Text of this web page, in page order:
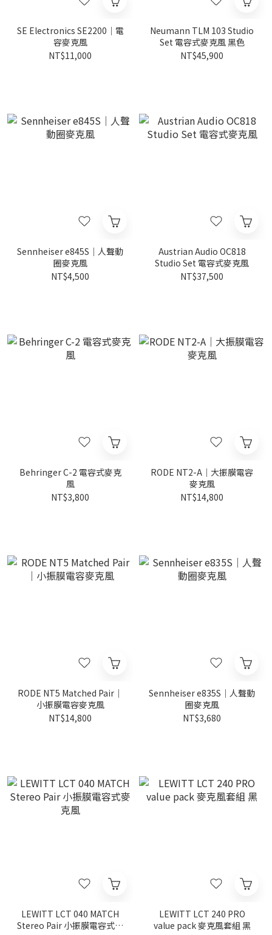
SE Electronics SE2200｜電
容麥克風
NT$11,000
Neumann TLM 103 Studio
Set 電容式麥克風 黑色
NT$45,900
Sennheiser e845S｜人聲動
圈麥克風
NT$4,500
Austrian Audio OC818
Studio Set 電容式麥克風
NT$37,500
Behringer C-2 電容式麥克
風
NT$3,800
RODE NT2-A｜大振膜電容
麥克風
NT$14,800
RODE NT5 Matched Pair｜
小振膜電容麥克風
NT$14,800
Sennheiser e835S｜人聲動
圈麥克風
NT$3,680
LEWITT LCT 040 MATCH
Stereo Pair 小振膜電容式麥
LEWITT LCT 240 PRO
value pack 麥克風套組 黑